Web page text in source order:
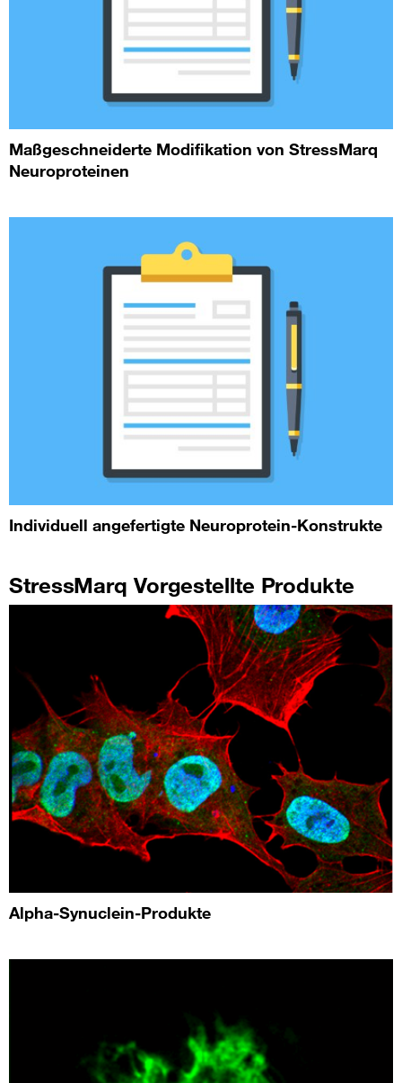
Maßgeschneiderte Modifikation von StressMarq
Neuroproteinen
Individuell angefertigte Neuroprotein-Konstrukte
StressMarq Vorgestellte Produkte
Alpha-Synuclein-Produkte